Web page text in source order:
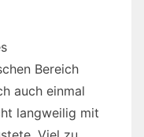
Bereich
auch einmal
langweilig mit